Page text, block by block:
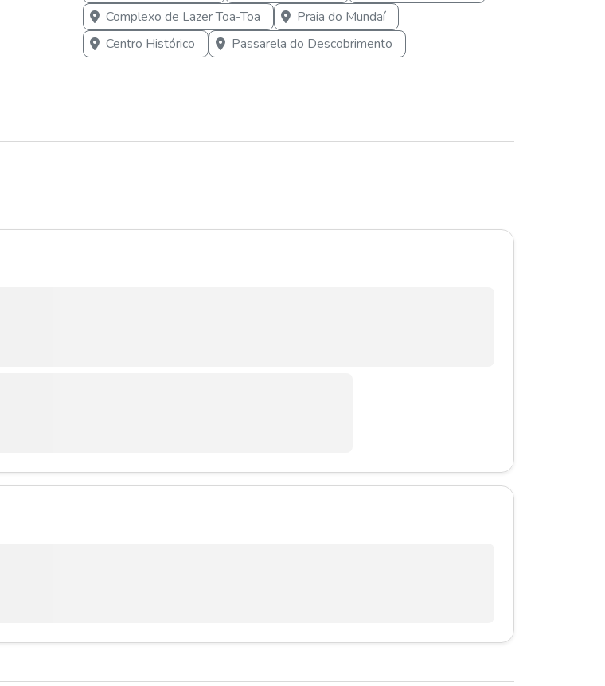
Complexo de Lazer Toa-Toa
Praia do Mundaí
Centro Histórico
Passarela do Descobrimento